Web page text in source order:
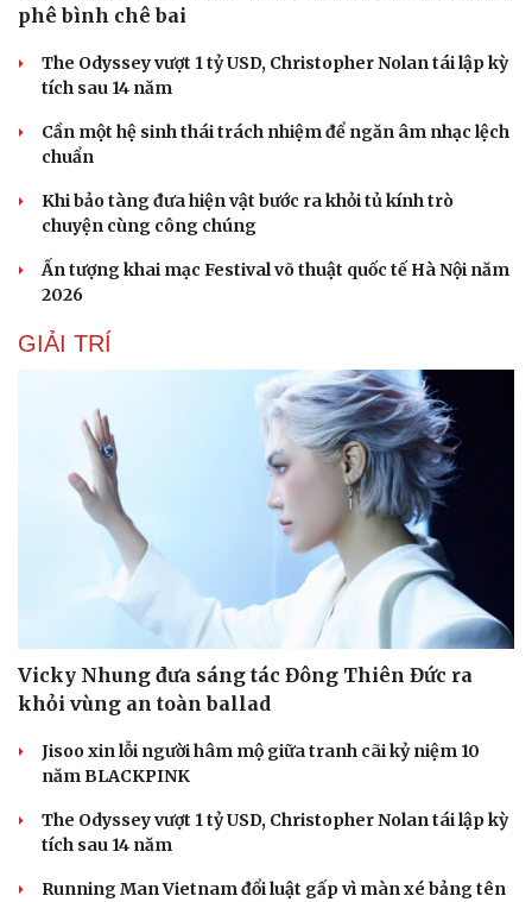
phê bình chê bai
The Odyssey vượt 1 tỷ USD, Christopher Nolan tái lập kỳ
tích sau 14 năm
Cần một hệ sinh thái trách nhiệm để ngăn âm nhạc lệch
chuẩn
Khi bảo tàng đưa hiện vật bước ra khỏi tủ kính trò
chuyện cùng công chúng
Ấn tượng khai mạc Festival võ thuật quốc tế Hà Nội năm
2026
GIẢI TRÍ
Vicky Nhung đưa sáng tác Đông Thiên Đức ra
khỏi vùng an toàn ballad
Jisoo xin lỗi người hâm mộ giữa tranh cãi kỷ niệm 10
năm BLACKPINK
The Odyssey vượt 1 tỷ USD, Christopher Nolan tái lập kỳ
tích sau 14 năm
Running Man Vietnam đổi luật gấp vì màn xé bảng tên